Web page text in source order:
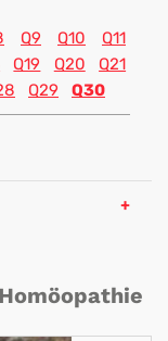
Q9 Q10
Q11
Q19 Q20
Q21
Q29 Q30